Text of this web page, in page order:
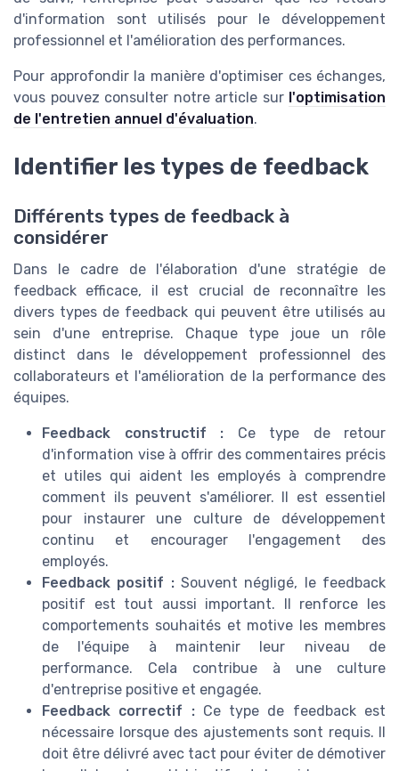
d'information sont utilisés pour le développement
professionnel et l'amélioration des performances.
Pour approfondir la manière d'optimiser ces échanges,
vous pouvez consulter notre article sur l'optimisation
de l'entretien annuel d'évaluation.
Identifier les types de feedback
Différents types de feedback à
considérer
Dans le cadre de l'élaboration d'une stratégie de
feedback efficace, il est crucial de reconnaître les
divers types de feedback qui peuvent être utilisés au
sein d'une entreprise. Chaque type joue un rôle
distinct dans le développement professionnel des
collaborateurs et l'amélioration de la performance des
équipes.
Feedback constructif : Ce type de retour
d'information vise à offrir des commentaires précis
et utiles qui aident les employés à comprendre
comment ils peuvent s'améliorer. Il est essentiel
pour instaurer une culture de développement
continu et encourager l'engagement des
employés.
Feedback positif :Souvent négligé, le feedback
positif est tout aussi important. Il renforce les
comportements souhaités et motive les membres
de l'équipe à maintenir leur niveau de
performance. Cela contribue à une culture
d'entreprise positive et engagée.
Feedback correctif :Ce type de feedback est
nécessaire lorsque des ajustements sont requis. Il
doit être délivré avec tact pour éviter de démotiver